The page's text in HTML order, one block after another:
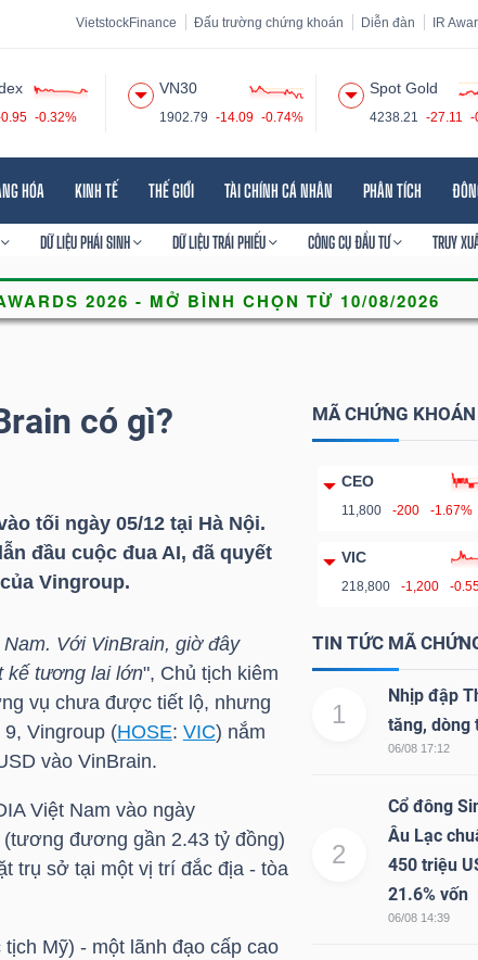
VietstockFinance Đấu trường chứng khoán Diễn đàn IR
-0.32%
VN30
1902.79 -14.09 -0.74%
Spot Gold
4238.21 -27.11 -
HÓA KINH TẾ THẾ GIỚI TÀI CHÍNH CÁ NHÂN PHÂN TÍCH
DỮ LIỆU PHÁI SINH DỮ LIỆU TRÁI PHIẾU CÔNG CỤ ĐẦU TƯ TRUY
có gì?
tối ngày 05/12 tại Hà Nội.
đầu cuộc đua AI, đã quyết
Vingroup.
Với VinBrain, giờ đây
kế tương lai lớn", Chủ tịch kiêm
vụ chưa được tiết lộ, nhưng
Vingroup (HOSE: VIC) nắm
vào VinBrain.
Việt Nam vào ngày
đương gần 2.43 tỷ đồng)
trụ sở tại một vị trí đắc địa - tòa
Mỹ) - một lãnh đạo cấp cao
MÃ CHỨNG
CEO
11,800 -200 -1.67%
VIC
218,800 -1,200 -
TIN TỨC MÃ
1
Nhịp đập
tăng, dòng
06/08 17:12
2
Cổ đông
Âu Lạc
450 triệu
21.6% vốn
06/08 14:39